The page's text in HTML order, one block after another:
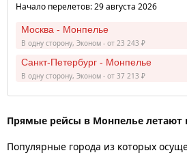
Начало перелетов: 29 августа 2026
Москва - Монпелье
В одну сторону, Эконом - от 23 243 ₽
Санкт-Петербург - Монпелье
В одну сторону, Эконом - от 37 213 ₽
Прямые рейсы в Монпелье летают
Популярные города из которых